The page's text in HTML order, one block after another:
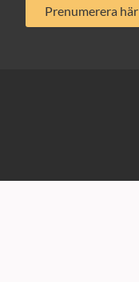
Prenumerera här